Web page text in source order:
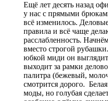
Ещё лет десять назад
у нас с прямыми
всё изменилось.
правила и всё чаще
расслабленность.
вместо строгой
юбкой миди он
выходит за рамки
палитра (бежевый,
смотрится дорого.
моды, но голубая